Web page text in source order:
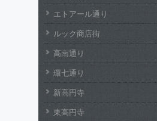
エトアール通り
ルック商店街
高南通り
環七通り
新高円寺
東高円寺